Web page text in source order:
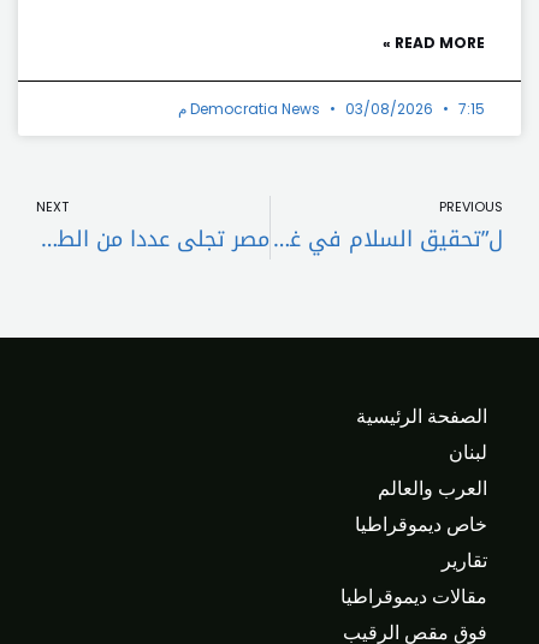
READ MORE »
Democratia News 03/08/2026 7:15 م
PREVIOUS
ل”تحقيق السلام في غزة”… 3 شروط من نتنياهو
NEXT
مصر تجلى عددا من الطلاب العالقين بود مدني في السودان
الصفحة الرئيسية
لبنان
العرب والعالم
خاص ديموقراطيا
تقارير
مقالات ديموقراطيا
فوق مقص الرقيب